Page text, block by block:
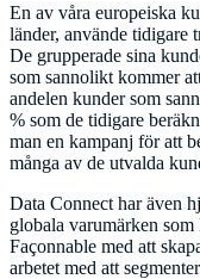
En av våra europeiska
länder, använde tidigare
De grupperade sina
som sannolikt kommer
andelen kunder som
% som de tidigare
man en kampanj för att
många av de utvalda
Data Connect har även
globala varumärken
Façonnable med att
arbetet med att